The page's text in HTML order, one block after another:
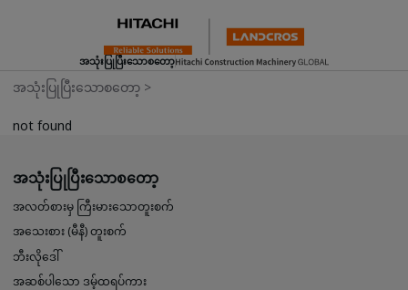
အသုံးပြုပြီးသောစတော့
အသုံးပြုပြီးသောစတော့ >
not found
အသုံးပြုပြီးသောစတော့
အလတ်စားမှ ကြီးမားသောတူးစက်
အသေးစား (မီနီ) တူးစက်
ဘီးလိုဒေါ်
အဆစ်ပါသော ဒမ့်ထရပ်ကား